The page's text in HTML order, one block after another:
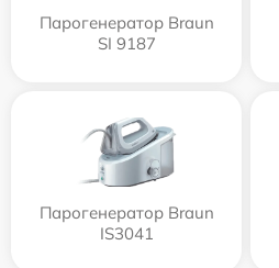
Парогенератор Braun
SI 9187
Парогенератор Braun
IS3041